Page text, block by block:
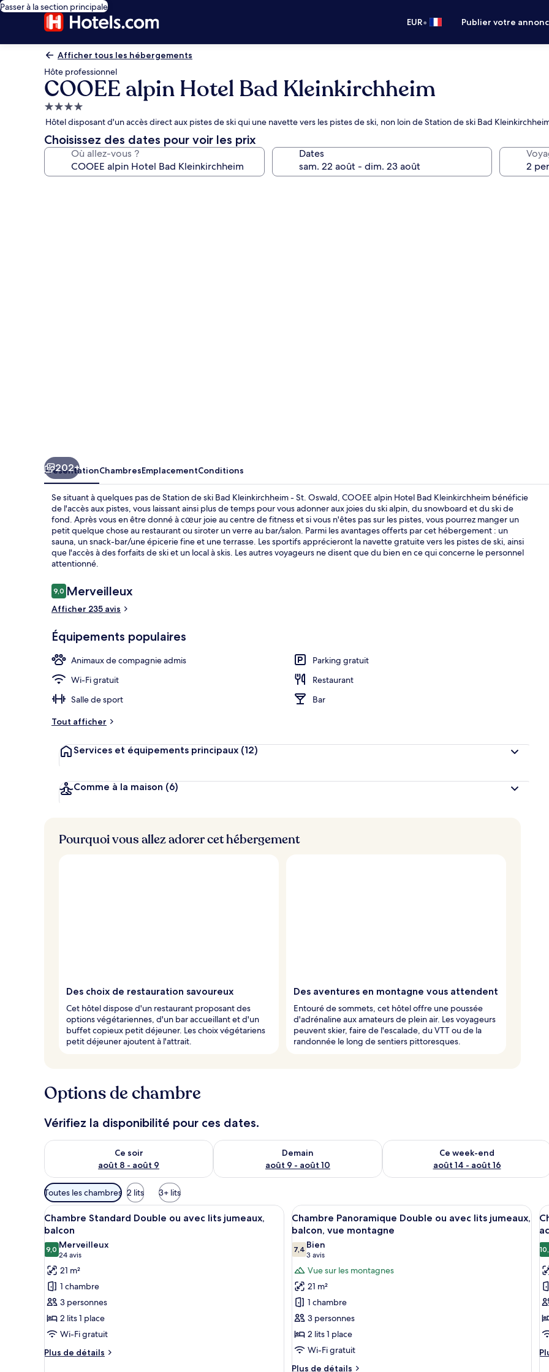
Passer à la section principale
EUR• Publier votre
Afficher tous les hébergements
Hôte professionnel
COOEE alpin Hotel Bad Kleinkirchheim
Hébergement
4.0 étoiles
Hôtel disposant d'un accès direct aux pistes de ski qui une navette vers les pistes de ski, non loin de Station de ski Bad
Choisissez des dates pour voir les prix
Où allez-vous ? Dates
Chambre
202+
PrésentationChambresEmplacementConditions
Se situant à quelques pas de Station de ski Bad Kleinkirchheim - St. Oswald, COOEE alpin Hotel Bad Kleinkirchheim bénéficie
de l'accès aux pistes, vous laissant ainsi plus de temps pour vous adonner aux joies du ski alpin, du snowboard et du ski de
fond. Après vous en être donné à cœur joie au centre de fitness et si vous n'êtes pas sur les pistes, vous pourrez manger un
petit quelque chose au restaurant ou siroter un verre au bar/salon. Parmi les avantages offerts par cet hébergement : un
sauna, un snack-bar/une épicerie fine et une terrasse. Les sportifs apprécieront la navette gratuite vers les pistes de ski, ainsi
que l'accès à des forfaits de ski et un local à skis. Les autres voyageurs ne disent que du bien en ce qui concerne le personnel
attentionné.
Avis
voyageurs
9,09,0 sur 10
Merveilleux
Afficher 235 avis
Équipements populaires
Animaux de compagnie admis
Parking gratuit
Wi-Fi gratuit
Restaurant
Salle de sport
Bar
Tout afficher
Services et équipements principaux (12)
Comme à la maison (6)
Pourquoi vous allez adorer cet hébergement
Des choix de restauration savoureux
Cet hôtel dispose d'un restaurant proposant des
options végétariennes, d'un bar accueillant et d'un
buffet copieux petit déjeuner. Les choix végétariens
petit déjeuner ajoutent à l'attrait.
Des aventures en montagne vous attendent
Entouré de sommets, cet hôtel offre une poussée
d'adrénaline aux amateurs de plein air. Les voyageurs
peuvent skier, faire de l'escalade, du VTT ou de la
randonnée le long de sentiers pittoresques.
Options de chambre
Vérifiez la disponibilité pour ces dates.
Ce soir
août 8 - août 9
Vérifier la disponibilité pour ce soir août 8 - août 9
Demain
août 9 - août 10
Vérifier la disponibilité pour demain août 9 - août 10
Ce week-end
août 14 - août 16
Vérifier la disponibilité pour ce week-
Filtres
disponibles
pour
les
chambres
Toutes les chambres 2 lits 3+ lits
Afficher
toutes
les
photos
pour
ce
type
de
chambre :
Chambre
Standard
Une chambre avec deux lits en bois, un mur d’accent bleu et un banc en bois.
10
Chambre Standard Double ou avec lits jumeaux,
balcon
9,09,0 sur 10
Merveilleux
24 avis
(24 avis)
21 m²
1 chambre
3 personnes
2 lits 1 place
Wi-Fi gratuit
Plus de détails
Plus
Afficher
toutes
les
photos
pour
ce
type
de
chambre :
Chambre
Panoramique
Double
Un balcon donnant sur un paysage
10
Chambre Panoramique Double ou avec lits jumeaux,
balcon, vue montagne
7,47,4 sur 10
Bien
3 avis
(3 avis)
Vue sur les montagnes
21 m²
1 chambre
3 personnes
2 lits 1 place
Wi-Fi gratuit
Plus de détails
Plus